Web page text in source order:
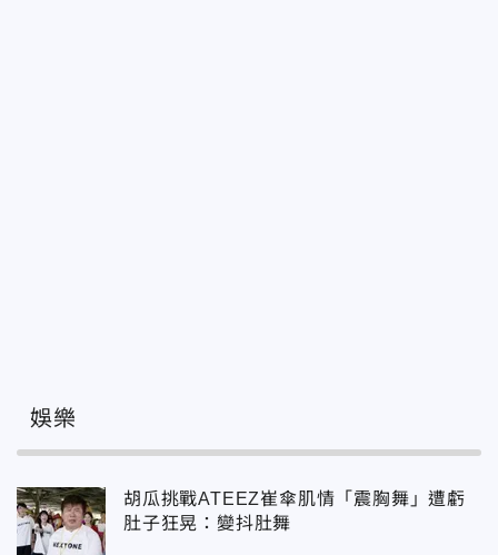
娛樂
胡瓜挑戰ATEEZ崔傘肌情「震胸舞」遭虧
肚子狂晃：變抖肚舞